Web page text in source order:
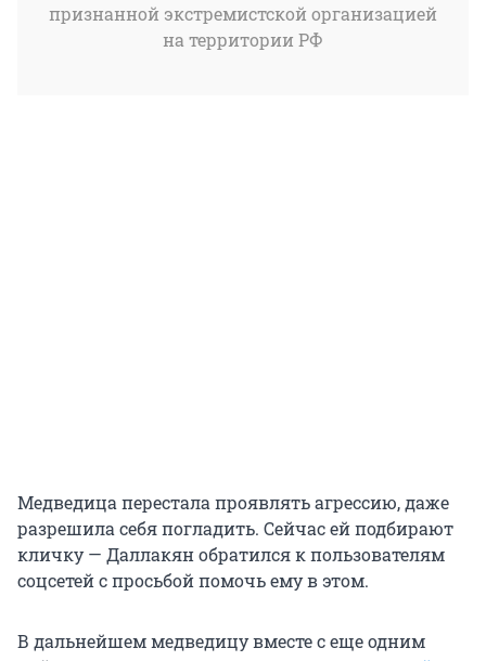
признанной экстремистской организацией
на территории РФ
Медведица перестала проявлять агрессию, даже
разрешила себя погладить. Сейчас ей подбирают
кличку — Даллакян обратился к пользователям
соцсетей с просьбой помочь ему в этом.
В дальнейшем медведицу вместе с еще одним